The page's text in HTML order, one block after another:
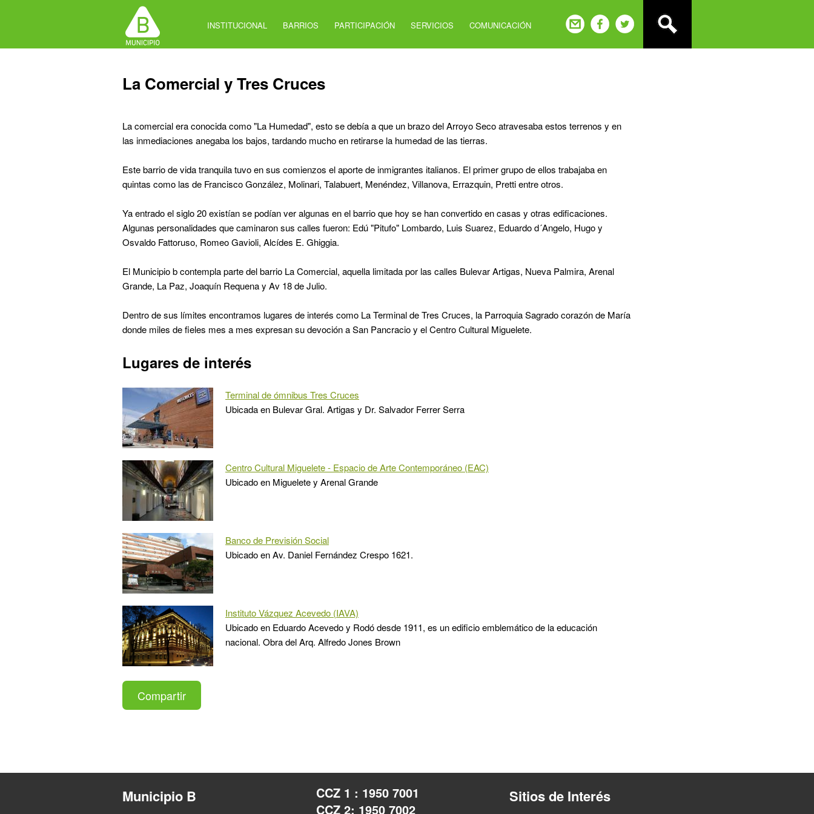
INSTITUCIONAL BARRIOS PARTICIPACIÓN SERVICIOS COMUNICACIÓN
Back
to
La Comercial y Tres Cruces
La comercial era conocida como "La Humedad", esto se debía a que un brazo del Arroyo Seco atravesaba estos terrenos y en
las inmediaciones anegaba los bajos, tardando mucho en retirarse la humedad de las tierras.
Este barrio de vida tranquila tuvo en sus comienzos el aporte de inmigrantes italianos. El primer grupo de ellos trabajaba en
quintas como las de Francisco González, Molinari, Talabuert, Menéndez, Villanova, Errazquin, Pretti entre otros.
Ya entrado el siglo 20 existían se podían ver algunas en el barrio que hoy se han convertido en casas y otras edificaciones.
Algunas personalidades que caminaron sus calles fueron: Edú "Pitufo" Lombardo, Luis Suarez, Eduardo d´Angelo, Hugo y
Osvaldo Fattoruso, Romeo Gavioli, Alcídes E. Ghiggia.
El Municipio b contempla parte del barrio La Comercial, aquella limitada por las calles Bulevar Artigas, Nueva Palmira, Arenal
Grande, La Paz, Joaquín Requena y Av 18 de Julio.
Dentro de sus límites encontramos lugares de interés como La Terminal de Tres Cruces, la Parroquia Sagrado corazón de María
donde miles de fieles mes a mes expresan su devoción a San Pancracio y el Centro Cultural Miguelete.
Lugares de interés
Terminal de ómnibus Tres Cruces
Ubicada en Bulevar Gral. Artigas y Dr. Salvador Ferrer Serra
Centro Cultural Miguelete - Espacio de Arte Contemporáneo (EAC)
Ubicado en Miguelete y Arenal Grande
Banco de Previsión Social
Ubicado en Av. Daniel Fernández Crespo 1621.
Instituto Vázquez Acevedo (IAVA)
Ubicado en Eduardo Acevedo y Rodó desde 1911, es un edificio emblemático de la educación
nacional. Obra del Arq. Alfredo Jones Brown
Compartir
Municipio B
CCZ 1 : 1950 7001
CCZ 2: 1950 7002
Sitios de Interés